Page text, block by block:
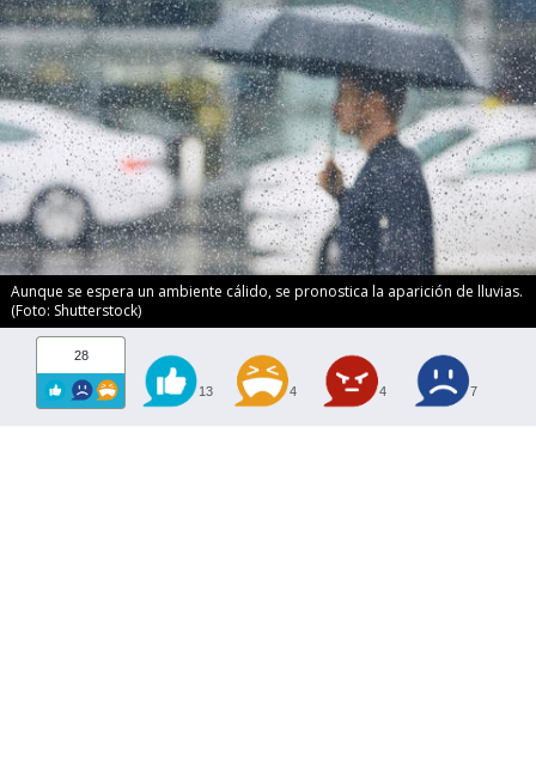
Aunque se espera un ambiente cálido, se pronostica la aparición de lluvias.
(Foto: Shutterstock)
28
13 4 4 7